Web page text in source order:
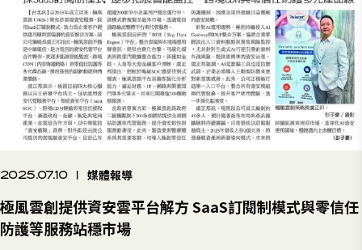
2025.07.10|媒體報導
極風雲創提供資安雲平台解方 SaaS訂閱制模式與零信任
防護等服務站穩市場